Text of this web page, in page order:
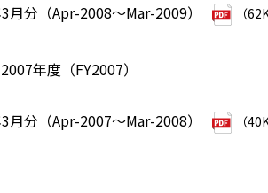
分（Apr-2008～Mar-2009） （
2007年度（FY2007）
分（Apr-2007～Mar-2008） （